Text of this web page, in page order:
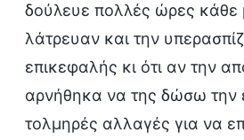
δούλευε πολλές ώρες κάθε
λάτρευαν και την
επικεφαλής κι ότι αν την
αρνήθηκα να της δώσω την
τολμηρές αλλαγές για να